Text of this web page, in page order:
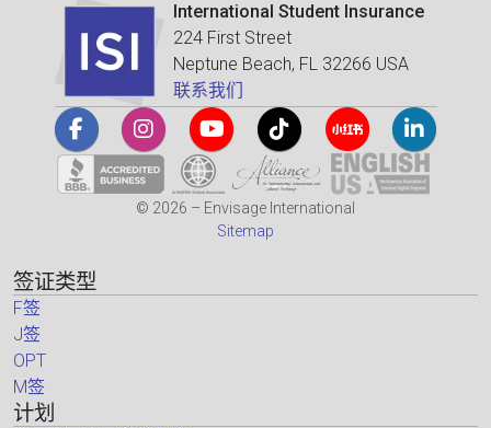
International Student Insurance
224 First Street
Neptune Beach, FL 32266 USA
联系我们
© 2026 – Envisage International
Sitemap
签证类型
F签
J签
OPT
M签
计划